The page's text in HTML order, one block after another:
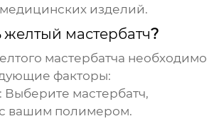
изделий.
желтый мастербатч?
мастербатча необходимо
факторы:
Выберите мастербатч,
вашим полимером.